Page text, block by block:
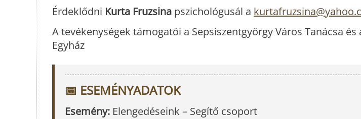
Érdeklődni Kurta Fruzsina pszichológusál a
A tevékenységek támogatói a Sepsiszentgyörgy Város Tanácsa
Egyház
📅 ESEMÉNYADATOK
Esemény: Elengedéseink – Segítő csoport